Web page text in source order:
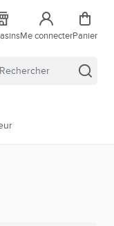
Me connecterPanier